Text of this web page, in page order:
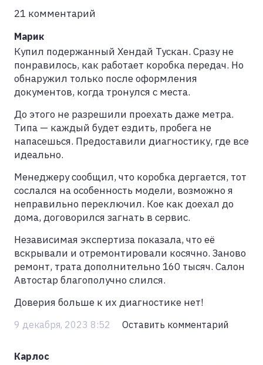
21 комментарий
Марик
Купил подержанный Хендай Тускан. Сразу не
понравилось, как работает коробка передач. Но
обнаружил только после оформления
документов, когда тронулся с места.
До этого не разрешили проехать даже метра.
Типа — каждый будет ездить, пробега не
напасешься. Предоставили диагностику, где все
идеально.
Менеджеру сообщил, что коробка дергается, тот
сослался на особенность модели, возможно я
неправильно переключил. Кое как доехал до
дома, договорился загнать в сервис.
Независимая экспертиза показала, что её
вскрывали и отремонтировали косячно. Заново
ремонт, трата дополнительно 160 тысяч. Салон
Автостар благополучно слился.
Доверия больше к их диагностике нет!
9 декабря, 2023 8:52 Оставить комментарий
Карлос